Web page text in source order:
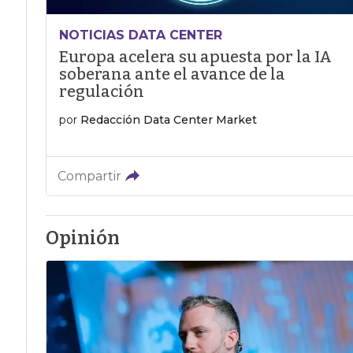
NOTICIAS DATA CENTER
Europa acelera su apuesta por la IA
soberana ante el avance de la
regulación
por Redacción Data Center Market
Compartir
Opinión